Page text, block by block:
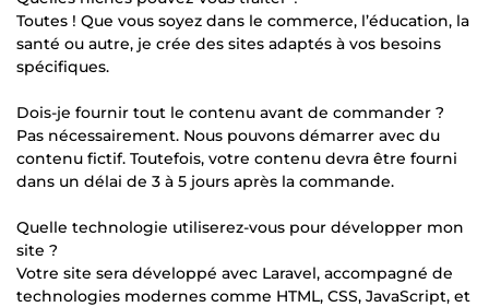
Toutes ! Que vous soyez dans le commerce, l’éducation, la
santé ou autre, je crée des sites adaptés à vos besoins
spécifiques.
Dois-je fournir tout le contenu avant de commander ?
Pas nécessairement. Nous pouvons démarrer avec du
contenu fictif. Toutefois, votre contenu devra être fourni
dans un délai de 3 à 5 jours après la commande.
Quelle technologie utiliserez-vous pour développer mon
site ?
Votre site sera développé avec Laravel, accompagné de
technologies modernes comme HTML, CSS, JavaScript, et